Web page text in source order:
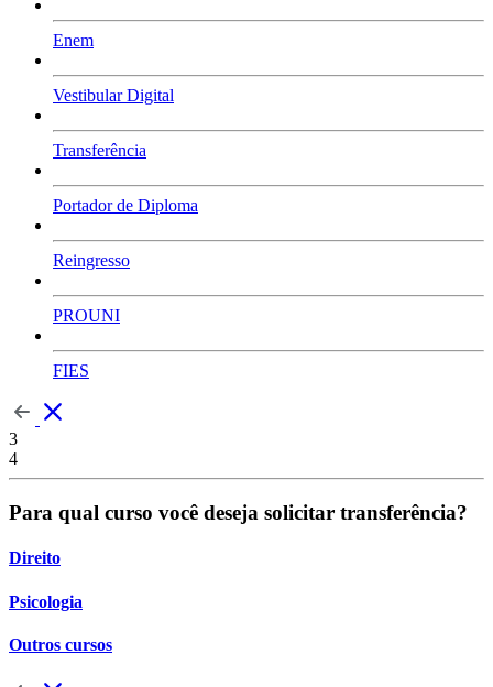
Enem
Vestibular Digital
Transferência
Portador de Diploma
Reingresso
PROUNI
FIES
3
4
Para qual curso você deseja solicitar transferência?
Direito
Psicologia
Outros cursos